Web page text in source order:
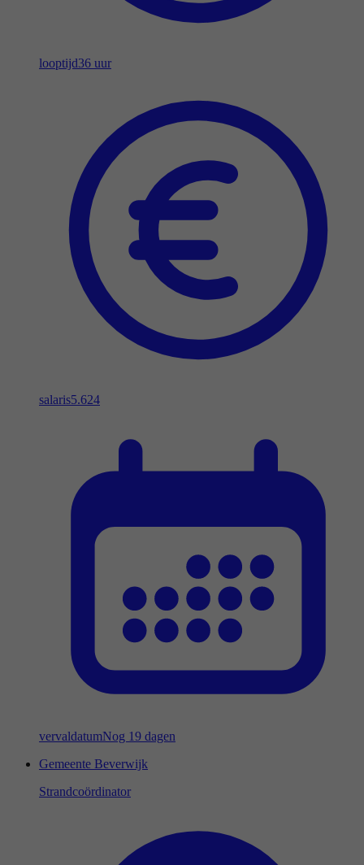
looptijd36 uur
salaris5.624
vervaldatumNog 19 dagen
Gemeente Beverwijk
Strandcoördinator